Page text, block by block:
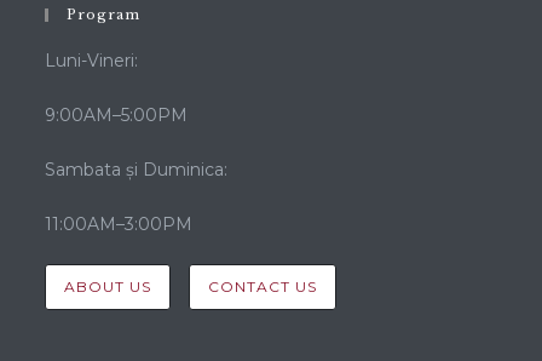
Program
Luni-Vineri:
9:00AM–5:00PM
Sambata și Duminica:
11:00AM–3:00PM
ABOUT US CONTACT US